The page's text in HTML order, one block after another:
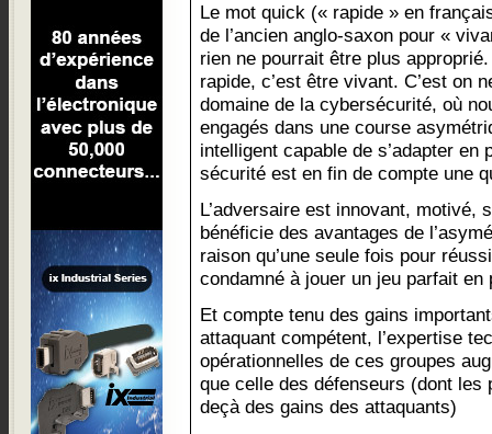
Le mot quick (« rapide » en
de l’ancien anglo-saxon pour «
rien ne pourrait être plus
rapide, c’est être vivant. C’est on
domaine de la cybersécurité, où
engagés dans une course
intelligent capable de s’adapter en
sécurité est en fin de compte une
L’adversaire est innovant, motivé,
bénéficie des avantages de
raison qu’une seule fois pour
condamné à jouer un jeu parfait en
Et compte tenu des gains
attaquant compétent, l’expertise
opérationnelles de ces groupes
que celle des défenseurs (dont
deçà des gains des attaquants)